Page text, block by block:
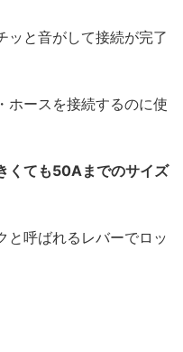
ッと音がして接続が完了
ホースを接続するのに使
くても50Aまでのサイズ
と呼ばれるレバーでロッ